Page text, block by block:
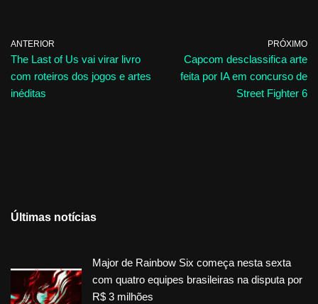
ANTERIOR
The Last of Us vai virar livro
com roteiros dos jogos e artes
inéditas
PRÓXIMO
Capcom desclassifica arte
feita por IA em concurso de
Street Fighter 6
Últimas notícias
Major de Rainbow Six começa nesta sexta
com quatro equipes brasileiras na disputa por
R$ 3 milhões